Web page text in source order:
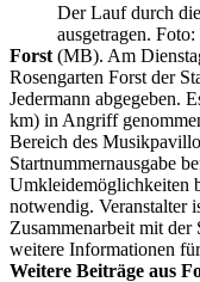
Der Lauf durch
ausgetragen.
Forst (MB). Am
Rosengarten Forst der
Jedermann abgegeben.
km) in Angriff
Bereich des
Startnummernausgabe
Umkleidemöglichkeiten
notwendig. Veranstalter
Zusammenarbeit mit
weitere Informationen
Weitere Beiträge aus